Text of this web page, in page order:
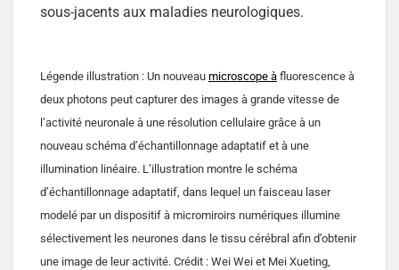
sous-jacents aux maladies neurologiques.
Légende illustration : Un nouveau microscope à fluorescence à
deux photons peut capturer des images à grande vitesse de
l’activité neuronale à une résolution cellulaire grâce à un
nouveau schéma d’échantillonnage adaptatif et à une
illumination linéaire. L’illustration montre le schéma
d’échantillonnage adaptatif, dans lequel un faisceau laser
modelé par un dispositif à micromiroirs numériques illumine
sélectivement les neurones dans le tissu cérébral afin d’obtenir
une image de leur activité. Crédit : Wei Wei et Mei Xueting,